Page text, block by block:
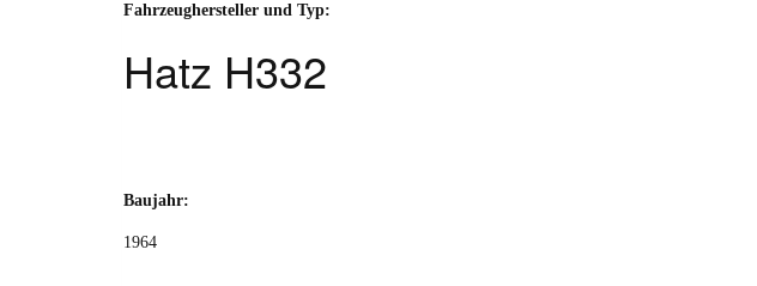
Fahrzeughersteller und Typ:
Hatz H332
Baujahr:
1964